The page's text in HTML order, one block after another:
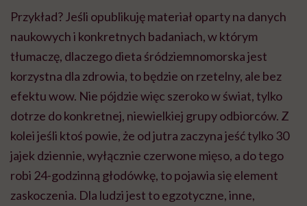
Przykład? Jeśli opublikuję materiał oparty na danych
naukowych i konkretnych badaniach, w którym
tłumaczę, dlaczego dieta śródziemnomorska jest
korzystna dla zdrowia, to będzie on rzetelny, ale bez
efektu wow. Nie pójdzie więc szeroko w świat, tylko
dotrze do konkretnej, niewielkiej grupy odbiorców. Z
kolei jeśli ktoś powie, że od jutra zaczyna jeść tylko 30
jajek dziennie, wyłącznie czerwone mięso, a do tego
robi 24-godzinną głodówkę, to pojawia się element
zaskoczenia. Dla ludzi jest to egzotyczne, inne,